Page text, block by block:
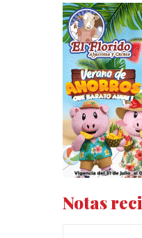
Notas